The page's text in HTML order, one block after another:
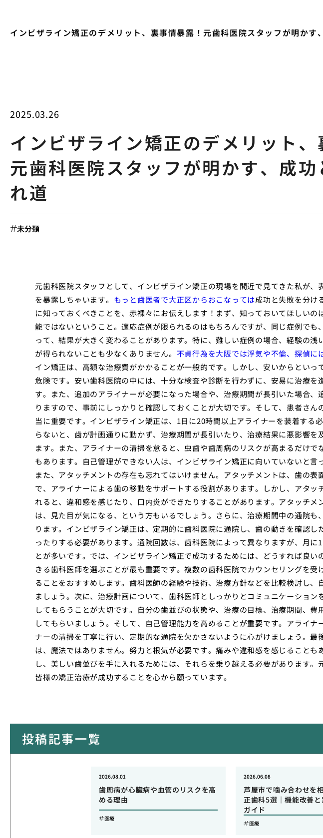
インビザライン矯正のデメリット、裏事情暴露！元歯科医院スタッフが明かす
2025.03.26
インビザライン矯正のデメリット、
元歯科医院スタッフが明かす、成
れ道
未分類
元歯科医院スタッフとして、インビザライン矯正の現場を間近で見てきた私が、
を暴露しちゃいます。 もっと歯医者で大正区からおこなっては成功と失敗を分け
に知っておくべきことを、赤裸々にお伝えします！まず、知っておいてほしいの
能ではないということ。適応症例が限られるのはもちろんですが、同じ症例でも
って、結果が大きく変わることがあります。特に、難しい症例の場合、経験の浅
が得られないことも少なくありません。 不貞行為を大阪では浮気や不倫、探偵に
イン矯正は、高額な治療費がかかることが一般的です。しかし、安いからといっ
危険です。安い歯科医院の中には、十分な検査や診断を行わずに、安易に治療を
す。また、追加のアライナーが必要になった場合や、治療期間が長引いた場合、
りますので、事前にしっかりと確認しておくことが大切です。そして、患者さん
当に重要です。インビザライン矯正は、1日に20時間以上アライナーを装着する
らないと、歯が計画通りに動かず、治療期間が長引いたり、治療結果に悪影響を
ます。また、アライナーの清掃を怠ると、虫歯や歯周病のリスクが高まるだけで
もあります。自己管理ができない人は、インビザライン矯正に向いていないと言
また、アタッチメントの存在も忘れてはいけません。アタッチメントは、歯の表
で、アライナーによる歯の移動をサポートする役割があります。しかし、アタッ
れると、違和感を感じたり、口内炎ができたりすることがあります。アタッチメ
は、見た目が気になる、という方もいるでしょう。さらに、治療期間中の通院も
ります。インビザライン矯正は、定期的に歯科医院に通院し、歯の動きを確認し
ったりする必要があります。通院回数は、歯科医院によって異なりますが、月に
とが多いです。では、インビザライン矯正で成功するためには、どうすれば良い
きる歯科医師を選ぶことが最も重要です。複数の歯科医院でカウンセリングを受
ることをおすすめします。歯科医師の経験や技術、治療方針などを比較検討し、
ましょう。次に、治療計画について、歯科医師としっかりとコミュニケーション
してもらうことが大切です。自分の歯並びの状態や、治療の目標、治療期間、費
してもらいましょう。そして、自己管理能力を高めることが重要です。アライナ
ナーの清掃を丁寧に行い、定期的な通院を欠かさないように心がけましょう。最
は、魔法ではありません。努力と根気が必要です。痛みや違和感を感じることも
し、美しい歯並びを手に入れるためには、それらを乗り越える必要があります。
皆様の矯正治療が成功することを心から願っています。
投稿記事一覧
歯周病が心臓病や血管のリスクを高
める理由
2026.08.01
医療
芦屋市で噛み合わせを
正歯科5選｜機能改善
ガイド
2026.06.08
医療